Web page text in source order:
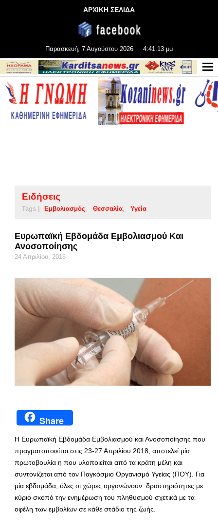
ΑΡΧΙΚΗ ΣΕΛΙΔΑ
Παρασκευή, 7 Αυγούστου 2026 4:41:13 μμ
Ειδήσεις
Tags | Εμβολιασμός Θεσσαλία Υγεία
Ευρωπαϊκή Εβδομάδα Εμβολιασμού Και
Ανοσοποίησης
24 Απριλίου, 2018
Share
Η Ευρωπαϊκή Εβδομάδα Εμβολιασμού και Ανοσοποίησης που
πραγματοποιείται στις 23-27 Απριλίου 2018, αποτελεί μία
πρωτοβουλία η που υλοποιείται από τα κράτη μέλη και
συντονίζεται από τον Παγκόσμιο Οργανισμό Υγείας (ΠΟΥ). Για
μία εβδομάδα, όλες οι χώρες οργανώνουν δραστηριότητες με
κύριο σκοπό την ενημέρωση του πληθυσμού σχετικά με τα
οφέλη των εμβολίων σε κάθε στάδιο της ζωής.